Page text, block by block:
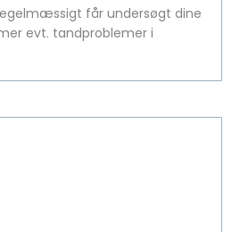
får undersøgt dine
evt. tandproblemer i